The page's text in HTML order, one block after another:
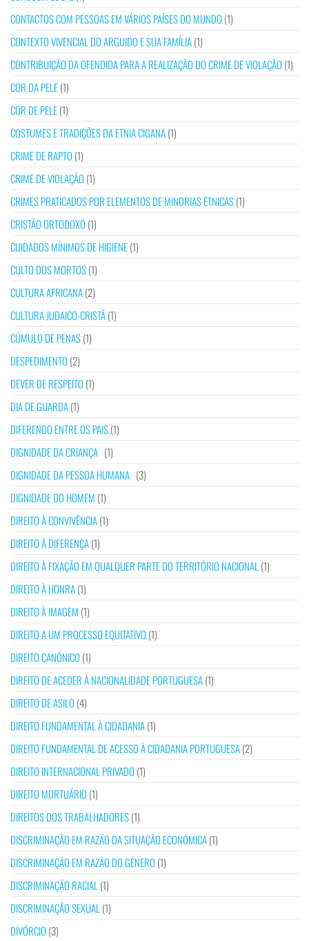
CONTACTOS COM PESSOAS EM VÁRIOS PAÍSES DO MUNDO (1)
CONTEXTO VIVENCIAL DO ARGUIDO E SUA FAMÍLIA(1)
CONTRIBUIÇÃO DA OFENDIDA PARA A REALIZAÇÃO DO CRIME DE VIOLAÇÃO (1)
COR DA PELE(1)
COR DE PELE(1)
COSTUMES E TRADIÇÕES DA ETNIA CIGANA(1)
CRIME DE RAPTO (1)
CRIME DE VIOLAÇÃO (1)
CRIMES PRATICADOS POR ELEMENTOS DE MINORIAS ÉTNICAS(1)
CRISTÃO ORTODOXO (1)
CUIDADOS MÍNIMOS DE HIGIENE(1)
CULTO DOS MORTOS(1)
CULTURA AFRICANA(2)
CULTURA JUDAICO-CRISTÃ(1)
CÚMULO DE PENAS(1)
DESPEDIMENTO (2)
DEVER DE RESPEITO (1)
DIA DE GUARDA(1)
DIFERENDO ENTRE OS PAIS(1)
DIGNIDADE DA CRIANÇA (1)
DIGNIDADE DA PESSOA HUMANA (3)
DIGNIDADE DO HOMEM (1)
DIREITO À CONVIVÊNCIA(1)
DIREITO À DIFERENÇA(1)
DIREITO À FIXAÇÃO EM QUALQUER PARTE DO TERRITÓRIO NACIONAL (1)
DIREITO À HONRA(1)
DIREITO À IMAGEM (1)
DIREITO A UM PROCESSO EQUITATIVO (1)
DIREITO CANÓNICO (1)
DIREITO DE ACEDER À NACIONALIDADE PORTUGUESA(1)
DIREITO DE ASILO (4)
DIREITO FUNDAMENTAL À CIDADANIA(1)
DIREITO FUNDAMENTAL DE ACESSO À CIDADANIA PORTUGUESA(2)
DIREITO INTERNACIONAL PRIVADO (1)
DIREITO MORTUÁRIO (1)
DIREITOS DOS TRABALHADORES(1)
DISCRIMINAÇÃO EM RAZÃO DA SITUAÇÃO ECONÓMICA(1)
DISCRIMINAÇÃO EM RAZÃO DO GÉNERO (1)
DISCRIMINAÇÃO RACIAL (1)
DISCRIMINAÇÃO SEXUAL (1)
DIVÓRCIO (3)